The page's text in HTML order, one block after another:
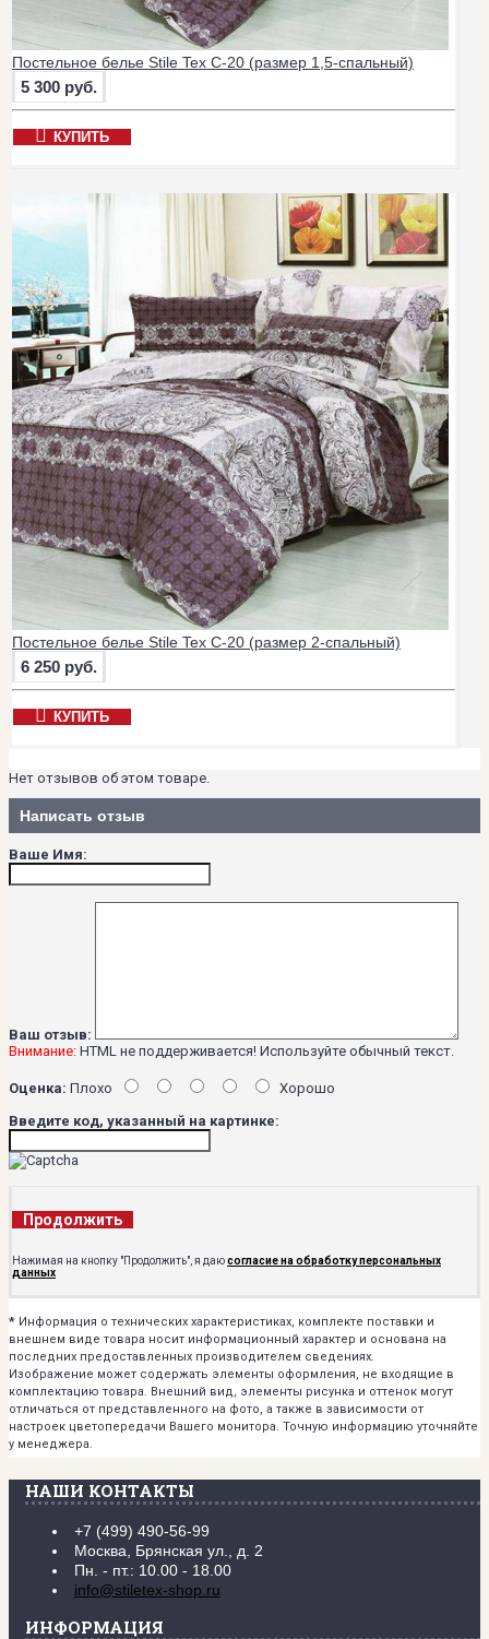
Постельное белье Stile Tex C-20 (размер 1,5-спальный)
5 300 руб.
КУПИТЬ
Постельное белье Stile Tex C-20 (размер 2-спальный)
6 250 руб.
КУПИТЬ
Нет отзывов об этом товаре.
Написать отзыв
Ваше Имя:
Ваш отзыв:
Внимание: HTML не поддерживается! Используйте обычный текст.
Оценка: Плохо
Хорошо
Введите код, указанный на картинке:
Продолжить
Нажимая на кнопку "Продолжить", я даюсогласие на обработку персональных
данных
* Информация о технических характеристиках, комплекте поставки и
внешнем виде товара носит информационный характер и основана на
последних предоставленных производителем сведениях.
Изображение может содержать элементы оформления, не входящие в
комплектацию товара. Внешний вид, элементы рисунка и оттенок могут
отличаться от представленного на фото, а также в зависимости от
настроек цветопередачи Вашего монитора. Точную информацию уточняйте
у менеджера.
НАШИ КОНТАКТЫ
+7 (499) 490-56-99
Москва, Брянская ул., д. 2
Пн. - пт.: 10.00 - 18.00
info@stiletex-shop.ru
ИНФОРМАЦИЯ